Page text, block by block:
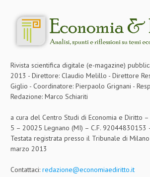
PUBBLICAZIONI
BOLLETTINO FINANZIAMENTI
TELEGRAM
DOCUMENTI
TESI DI LAUREA
MATERIALE DIDATTICO
INVITI E PROMOZIONI
Rivista scientifica digitale (e-magazine)
2013 - Direttore: Claudio Melillo - Direttore
Giglio - Coordinatore: Pierpaolo Grignani -
Redazione: Marco Schiariti
a cura del Centro Studi di Economia e Diritto –
5 – 20025 Legnano (MI) – C.F.
Testata registrata presso il Tribunale di
marzo 2013
Contattaci: redazione@economiaediritto.it